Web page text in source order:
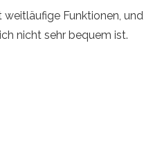
Funktionen, und
nicht sehr bequem ist.